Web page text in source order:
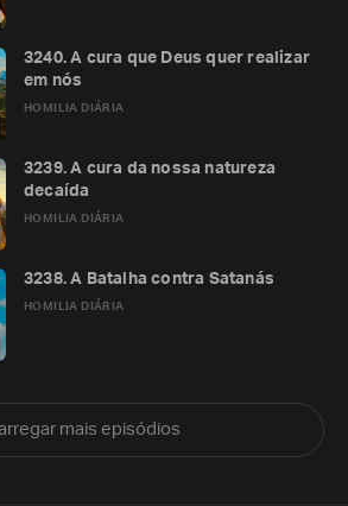
HOMILIA DIÁRIA
3240. A cura que Deus quer realizar
em nós
HOMILIA DIÁRIA
3239. A cura da nossa natureza
decaída
HOMILIA DIÁRIA
3238. A Batalha contra Satanás
mais episódios